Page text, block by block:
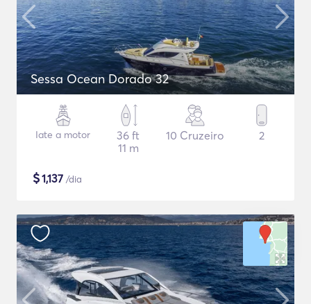
Sessa Ocean Dorado 32
Iate a motor
36 ft
11 m
10 Cruzeiro 2
$1,137 /dia